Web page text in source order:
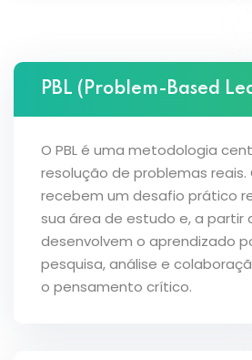
PBL (Problem-Based
O PBL é uma metodologia
resolução de problemas reais.
recebem um desafio prático
sua área de estudo e, a partir
desenvolvem o aprendizado
pesquisa, análise e
o pensamento crítico.